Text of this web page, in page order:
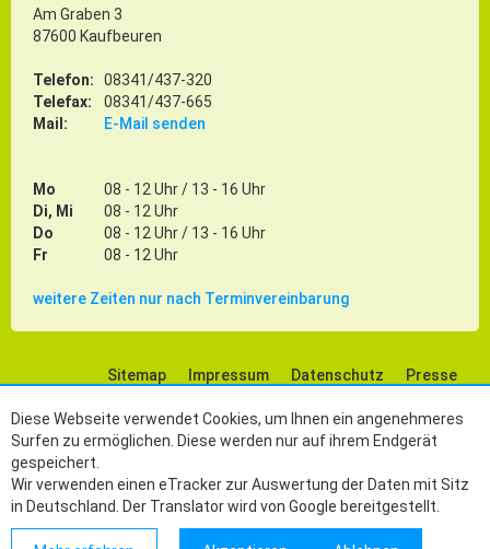
Am Graben 3
87600 Kaufbeuren
Telefon:
08341/437-320
Telefax:
08341/437-665
Mail:
E-Mail senden
Mo
08 - 12 Uhr / 13 - 16 Uhr
Di, Mi
08 - 12 Uhr
Do
08 - 12 Uhr / 13 - 16 Uhr
Fr
08 - 12 Uhr
weitere Zeiten nur nach Terminvereinbarung
Sitemap Impressum Datenschutz
Presse
Diese Webseite verwendet Cookies, um Ihnen ein angenehmeres
Surfen zu ermöglichen. Diese werden nur auf ihrem Endgerät
gespeichert.
Wir verwenden einen eTracker zur Auswertung der Daten mit Sitz
in Deutschland. Der Translator wird von Google bereitgestellt.